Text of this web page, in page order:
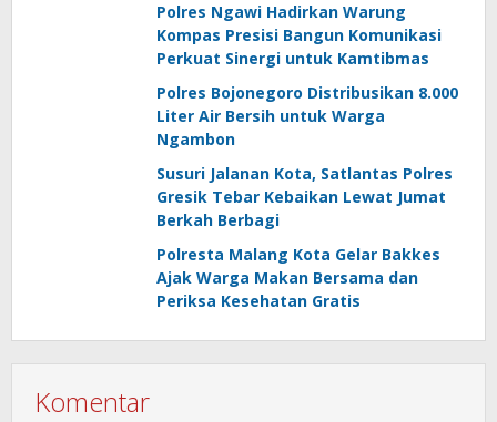
Polres Ngawi Hadirkan Warung
Kompas Presisi Bangun Komunikasi
Perkuat Sinergi untuk Kamtibmas
Polres Bojonegoro Distribusikan 8.000
Liter Air Bersih untuk Warga
Ngambon
Susuri Jalanan Kota, Satlantas Polres
Gresik Tebar Kebaikan Lewat Jumat
Berkah Berbagi
Polresta Malang Kota Gelar Bakkes
Ajak Warga Makan Bersama dan
Periksa Kesehatan Gratis
Komentar